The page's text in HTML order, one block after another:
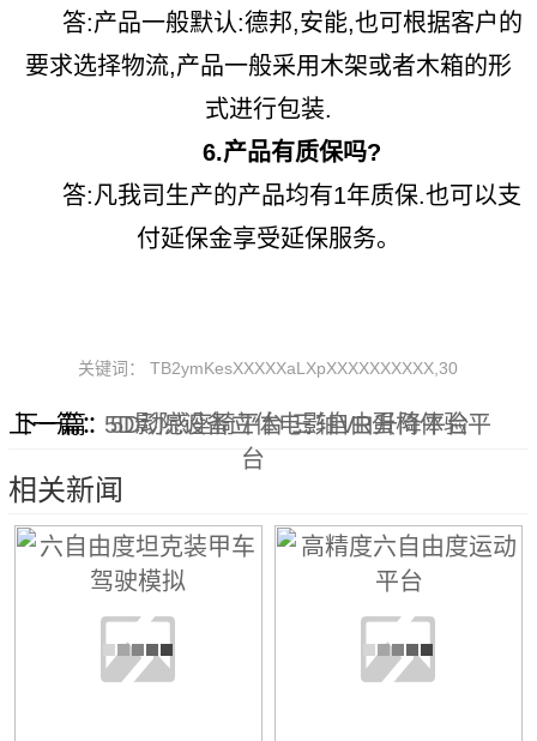
答:产品一般默认:德邦,安能,也可根据客户的
要求选择物流,产品一般采用木架或者木箱的形
式进行包装.
6.产品有质保吗?
答:凡我司生产的产品均有1年质保.也可以支
付延保金享受延保服务。
关键词： TB2ymKesXXXXXaLXpXXXXXXXXXX,30
上一篇： 5D影院设备立体电影自由升降平台
下一篇：5D动感座椅平台 三轴VR蛋椅体验平
台
相关新闻